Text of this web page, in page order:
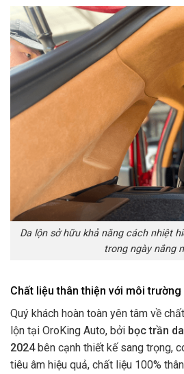
Da lộn sở hữu khả năng cách nhiệt
trong ngày nắng
Chất liệu thân thiện với môi trường
Quý khách hoàn toàn yên tâm về
lộn tại OroKing Auto, bởi bọc trần
2024 bên cạnh thiết kế sang trọng,
tiêu âm hiệu quả, chất liệu 100%